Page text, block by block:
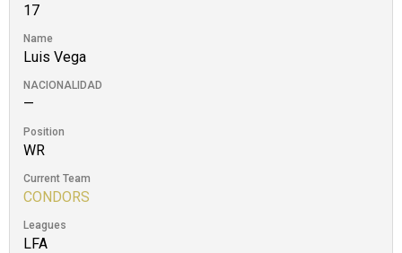
17
Name
Luis Vega
NACIONALIDAD
—
Position
WR
Current Team
CONDORS
Leagues
LFA